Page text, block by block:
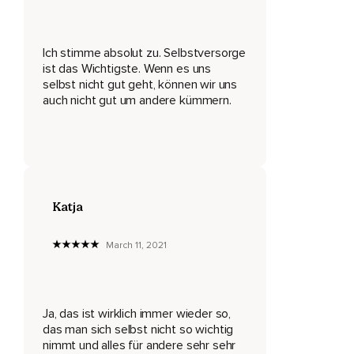
Du könntest,
Ich nenne dir jetzt nur ein paar Dinge,
Wie du dich um dich selbst kümmern kannst.
den Körper zu achten,
Richtig gut geht.
Ich stimme absolut zu. Selbstversorge
ist das Wichtigste. Wenn es uns
selbst nicht gut geht, können wir uns
auch nicht gut um andere kümmern.
Katja
March 11, 2021
Ja, das ist wirklich immer wieder so,
das man sich selbst nicht so wichtig
nimmt und alles für andere sehr sehr